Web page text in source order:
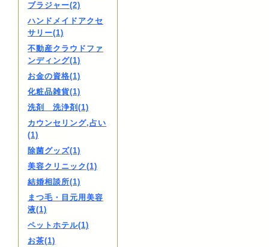
ブラジャー(2)
ハンドメイドアクセ
サリー(1)
不動産クラウドファ
ンディング(1)
お金の資格(1)
化粧品雑貨(1)
洗剤 洗浄剤(1)
カウンセリング,占い
(1)
除菌グッズ(1)
美容クリニック(1)
結婚相談所(1)
まつ毛・目元用美容
液(1)
ペットホテル(1)
お茶(1)